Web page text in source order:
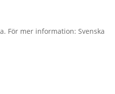
För mer information: Svenska